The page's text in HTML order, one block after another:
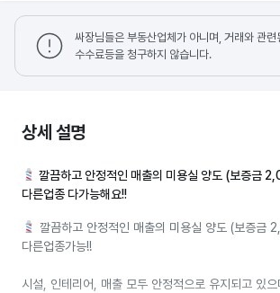
싸장님들은 부동산업체가 아니며, 거래와 관
수수료등을 청구하지 않습니다.
상세 설명
깔끔하고 안정적인 매출의 미용실 양도 (보증금
다른업종 다가능해요!!
깔끔하고 안정적인 매출의 미용실 양도 (보증금
다른업종가능!!
시설, 인테리어, 매출 모두 안정적으로 유지되고 있